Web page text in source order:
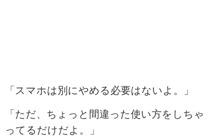
「スマホは別にやめる必要はないよ。」
「ただ、ちょっと間違った使い方をしちゃ
ってるだけだよ。」